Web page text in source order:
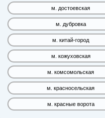
м. достоевская
м. дубровка
м. китай-город
м. кожуховская
м. комсомольская
м. красносельская
м. красные ворота